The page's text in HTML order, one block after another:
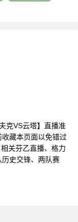
克VS云塔】直播准
藏本页面以免错过
关芬乙直播、格力
史交锋、两队赛